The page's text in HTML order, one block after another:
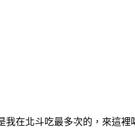
我在北斗吃最多次的，來這